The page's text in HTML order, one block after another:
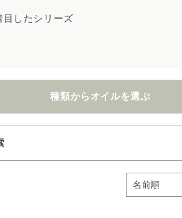
したシリーズ
種類からオイルを選ぶ
択するたびに絞り込まれていき、項目内での